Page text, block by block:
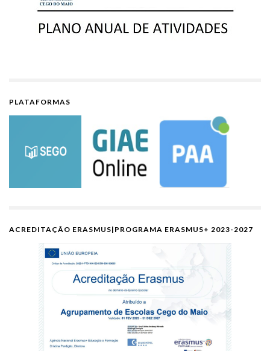
PLATAFORMAS
ACREDITAÇÃO ERASMUS|PROGRAMA ERASMUS+ 2023-2027